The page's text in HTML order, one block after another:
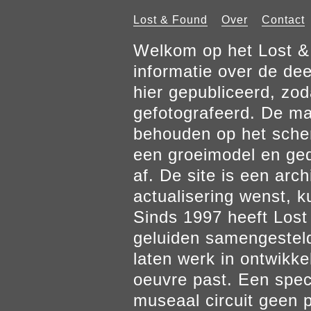
Lost & Found Over Contact
Welkom op het Lost
informatie over de
hier gepubliceerd,
gefotografeerd. De
behouden op het
een groeimodel en
af. De site is een
actualisering wenst,
Sinds 1997 heeft
geluiden
laten werk in
oeuvre past. Een
museaal circuit geen